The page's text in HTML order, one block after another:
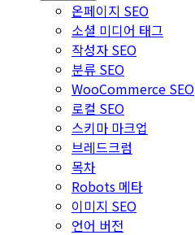
온페이지 SEO
소셜 미디어 태그
작성자 SEO
분류 SEO
WooCommerce SEO
로컬 SEO
스키마 마크업
브레드크럼
목차
Robots 메타
이미지 SEO
언어 버전